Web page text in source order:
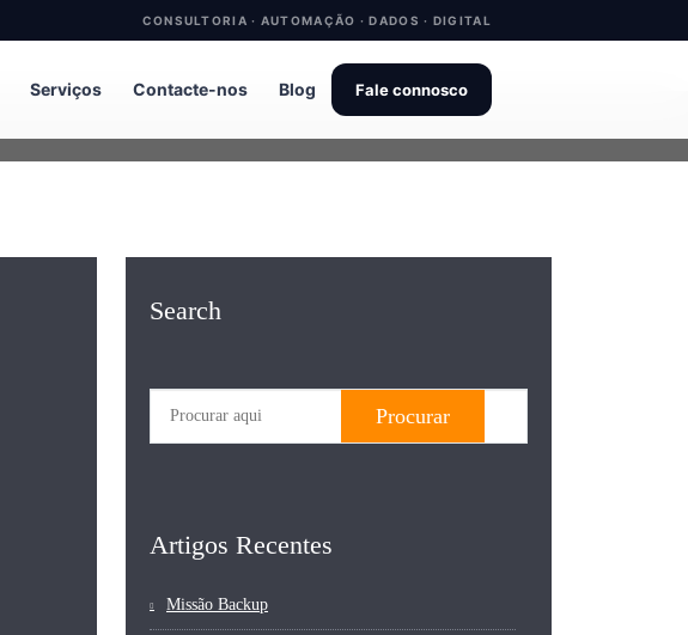
CONSULTORIA · AUTOMAÇÃO · DADOS · DIGITAL
Serviços Contacte-nos Blog Fale connosco
Search
Artigos Recentes
Missão Backup